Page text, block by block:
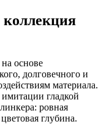
коллекция
основе
долговечного и
материала.
гладкой
ровная
глубина.